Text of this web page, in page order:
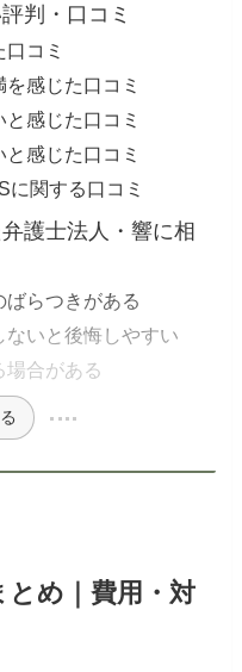
判・口コミ
コミ
感じた口コミ
感じた口コミ
感じた口コミ
に関する口コミ
護士法人・響に相
らつきがある
いと後悔しやすい
場合がある
とめ｜費用・対